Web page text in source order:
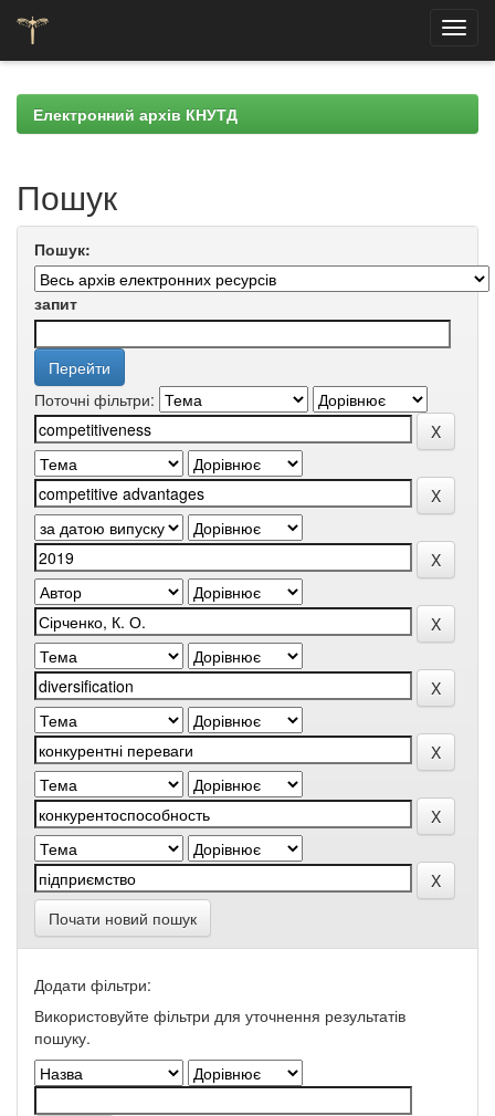
navigationЕлектронний архів КНУТД
Пошук
Пошук:
запит
Поточні фільтри:
Почати новий пошук
Додати фільтри:
Використовуйте фільтри для уточнення результатів
пошуку.